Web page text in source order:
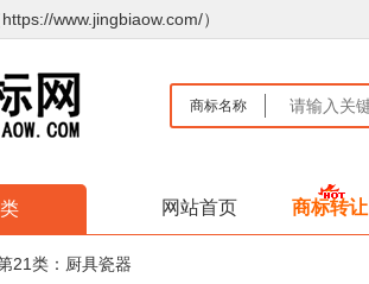
www.jingbiaow.com/）
商标名称
网站首页 商标转让
21类：厨具瓷器